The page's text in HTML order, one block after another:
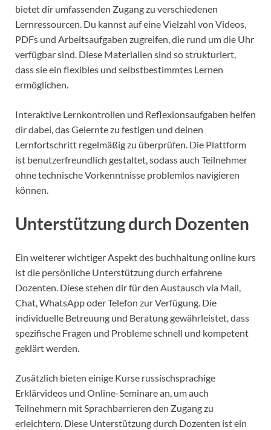
bietet dir umfassenden Zugang zu verschiedenen
Lernressourcen. Du kannst auf eine Vielzahl von Videos,
PDFs und Arbeitsaufgaben zugreifen, die rund um die Uhr
verfügbar sind. Diese Materialien sind so strukturiert,
dass sie ein flexibles und selbstbestimmtes Lernen
ermöglichen.
Interaktive Lernkontrollen und Reflexionsaufgaben helfen
dir dabei, das Gelernte zu festigen und deinen
Lernfortschritt regelmäßig zu überprüfen. Die Plattform
ist benutzerfreundlich gestaltet, sodass auch Teilnehmer
ohne technische Vorkenntnisse problemlos navigieren
können.
Unterstützung durch Dozenten
Ein weiterer wichtiger Aspekt des buchhaltung online kurs
ist die persönliche Unterstützung durch erfahrene
Dozenten. Diese stehen dir für den Austausch via Mail,
Chat, WhatsApp oder Telefon zur Verfügung. Die
individuelle Betreuung und Beratung gewährleistet, dass
spezifische Fragen und Probleme schnell und kompetent
geklärt werden.
Zusätzlich bieten einige Kurse russischsprachige
Erklärvideos und Online-Seminare an, um auch
Teilnehmern mit Sprachbarrieren den Zugang zu
erleichtern. Diese Unterstützung durch Dozenten ist ein